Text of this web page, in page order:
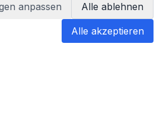
anpassen Alle ablehnen
Alle akzeptieren